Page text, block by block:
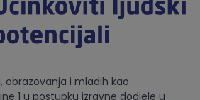
obrazovanja i mladih kao
1 u postupku izravne dodjele u